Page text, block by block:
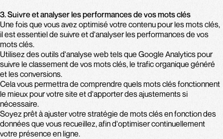
3. Suivre et analyser les performances de vos mots clés
Une fois que vous avez optimisé votre contenu pour les mots clés,
il est essentiel de suivre et d'analyser les performances de vos
mots clés.
Utilisez des outils d'analyse web tels que Google Analytics pour
suivre le classement de vos mots clés, le trafic organique généré
et les conversions.
Cela vous permettra de comprendre quels mots clés fonctionnent
le mieux pour votre site et d'apporter des ajustements si
nécessaire.
Soyez prêt à ajuster votre stratégie de mots clés en fonction des
données que vous recueillez, afin d'optimiser continuellement
votre présence en ligne.